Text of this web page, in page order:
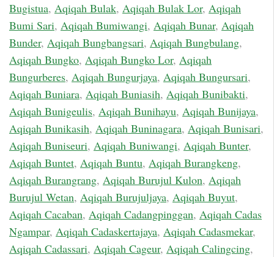
Bugistua, Aqiqah Bulak, Aqiqah Bulak Lor, Aqiqah
Bumi Sari, Aqiqah Bumiwangi, Aqiqah Bunar, Aqiqah
Bunder, Aqiqah Bungbangsari, Aqiqah Bungbulang,
Aqiqah Bungko, Aqiqah Bungko Lor, Aqiqah
Bungurberes, Aqiqah Bungurjaya, Aqiqah Bungursari,
Aqiqah Buniara, Aqiqah Buniasih, Aqiqah Bunibakti,
Aqiqah Bunigeulis, Aqiqah Bunihayu, Aqiqah Bunijaya,
Aqiqah Bunikasih, Aqiqah Buninagara, Aqiqah Bunisari,
Aqiqah Buniseuri, Aqiqah Buniwangi, Aqiqah Bunter,
Aqiqah Buntet, Aqiqah Buntu, Aqiqah Burangkeng,
Aqiqah Burangrang, Aqiqah Burujul Kulon, Aqiqah
Burujul Wetan, Aqiqah Burujuljaya, Aqiqah Buyut,
Aqiqah Cacaban, Aqiqah Cadangpinggan, Aqiqah Cadas
Ngampar, Aqiqah Cadaskertajaya, Aqiqah Cadasmekar,
Aqiqah Cadassari, Aqiqah Cageur, Aqiqah Calingcing,